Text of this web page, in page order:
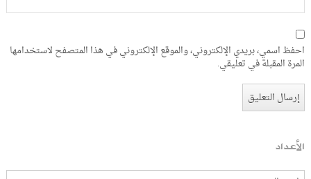
احفظ اسمي، بريدي الإلكتروني، والموقع الإلكتروني في هذا المتصفح لاستخدامها
المرة المقبلة في تعليقي.
الأعداد